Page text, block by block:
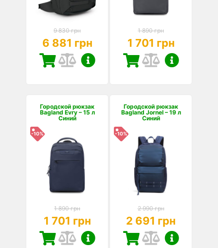
9 830 грн
6 881 грн
1 890 грн
1 701 грн
Городской рюкзак
Bagland Evry – 15 л
Синий
-10%
1 890 грн
1 701 грн
Городской рюкзак
Bagland Jornel – 19 л
Синий
-10%
2 990 грн
2 691 грн